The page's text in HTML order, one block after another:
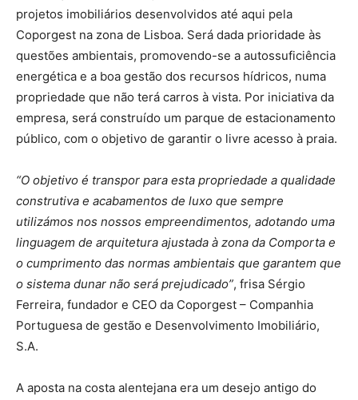
projetos imobiliários desenvolvidos até aqui pela
Coporgest na zona de Lisboa. Será dada prioridade às
questões ambientais, promovendo-se a autossuficiência
energética e a boa gestão dos recursos hídricos, numa
propriedade que não terá carros à vista. Por iniciativa da
empresa, será construído um parque de estacionamento
público, com o objetivo de garantir o livre acesso à praia.
“O objetivo é transpor para esta propriedade a qualidade
construtiva e acabamentos de luxo que sempre
utilizámos nos nossos empreendimentos, adotando uma
linguagem de arquitetura ajustada à zona da Comporta e
o cumprimento das normas ambientais que garantem que
o sistema dunar não será prejudicado”, frisa Sérgio
Ferreira, fundador e CEO da Coporgest – Companhia
Portuguesa de gestão e Desenvolvimento Imobiliário,
S.A.
A aposta na costa alentejana era um desejo antigo do